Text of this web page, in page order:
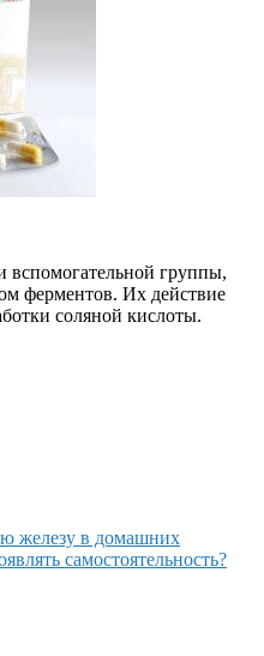
вспомогательной группы,
ферментов. Их действие
соляной кислоты.
железу в домашних
самостоятельность?